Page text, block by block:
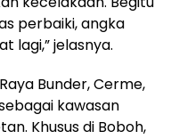
perbaiki, angka
lagi,” jelasnya.
Bunder, Cerme,
kawasan
Khusus di Boboh,